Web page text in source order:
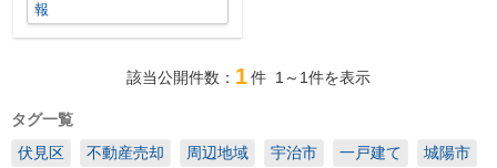
報
該当公開件数： 1件 1～1件を表示
タグ一覧
伏見区
不動産売却 周辺地域 宇治市 一戸建て 城陽市